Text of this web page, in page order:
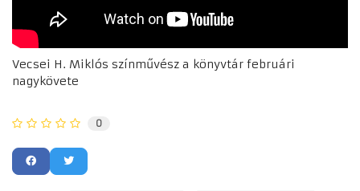
Vecsei H. Miklós színművész a könyvtár februári
nagykövete
0